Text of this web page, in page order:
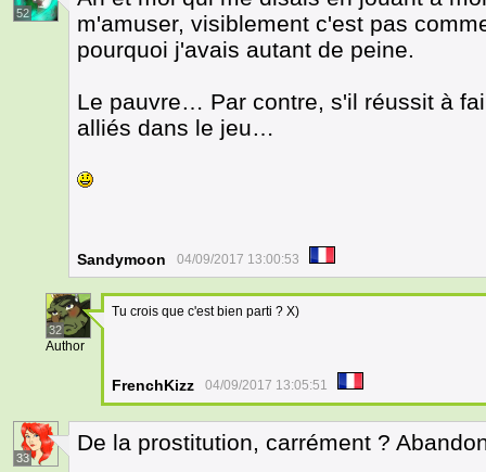
52
m'amuser, visiblement c'est pas
pourquoi j'avais autant de peine.
Le pauvre… Par contre, s'il réussit à
alliés dans le jeu…
Sandymoon 04/09/2017 13:00:53
32
Author
Tu crois que c'est bien parti ? X)
FrenchKizz 04/09/2017 13:05:51
33
De la prostitution, carrément ?